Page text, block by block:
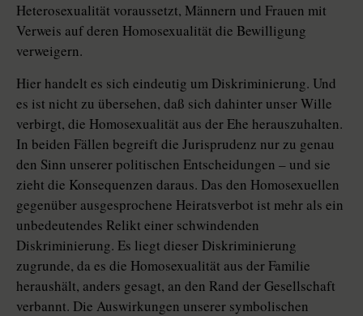
Heterosexualität voraussetzt, Männern und Frauen mit
Verweis auf deren Homosexualität die Bewilligung
verweigern.
Hier handelt es sich eindeutig um Diskriminierung. Und
es ist nicht zu übersehen, daß sich dahinter unser Wille
verbirgt, die Homosexualität aus der Ehe herauszuhalten.
In beiden Fällen begreift die Jurisprudenz nur zu genau
den Sinn unserer politischen Entscheidungen – und sie
zieht die Konsequenzen daraus. Das den Homosexuellen
gegenüber ausgesprochene Heiratsverbot ist mehr als ein
unbedeutendes Relikt einer schwindenden
Diskriminierung. Es liegt dieser Diskriminierung
zugrunde, da es die Homosexualität aus der Familie
heraushält, anders gesagt, an den Rand der Gesellschaft
verbannt. Die Auswirkungen unserer symbolischen